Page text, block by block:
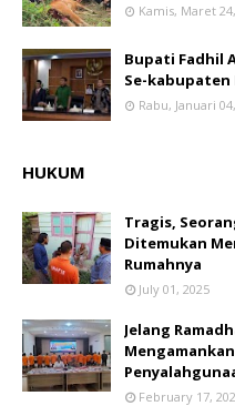
Kamis, Maret
Bupati Fadhil
Se-kabupaten
Rabu, Januari
HUKUM
Tragis,
Ditemukan
Rumahnya
July 01, 2025
Jelang
February 17,